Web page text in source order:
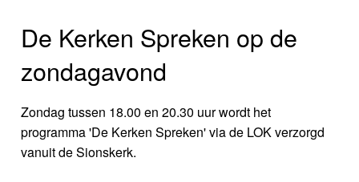
De Kerken Spreken op de
zondagavond
Zondag tussen 18.00 en 20.30 uur wordt het
programma 'De Kerken Spreken' via de LOK verzorgd
vanuit de Sionskerk.